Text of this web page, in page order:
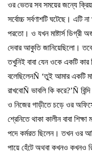
ওর ভেতর সব সময়ের জন্যে
সর্বোচ্চ সর্বণাশটি ঘটেছে। এটি না
পরতো। ও যখন মাষ্টার্স ডিগ্রী
দেবার আকুতি জানিয়েছিলো। তবে
তখুনিই বাবা যেন ওকে একটি কার
বলেছিলেনÑ ‘তুই আমার একটি
রাখবোÑ ভাবলি কি করে?’Ñ বিন্দি
ও নিজের গাড়ীতে চড়ে ওর
শ্রেনিতে থাকা কালীন বাবা শিক্ষা
পদে কর্মরত ছিলেন। তখন ওর
পায়ে হেঁটে অথবা কখনও কখনও